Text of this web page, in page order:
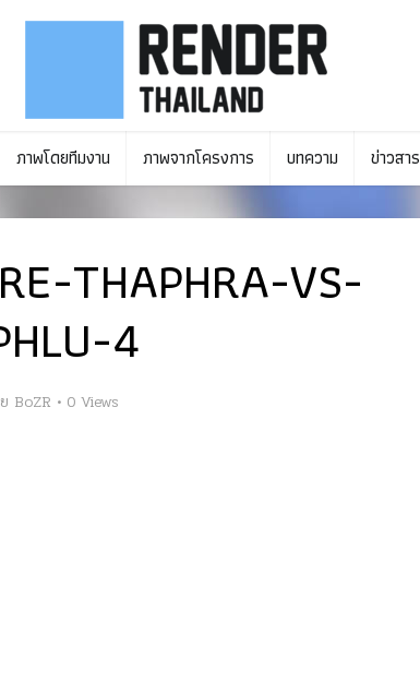
ภาพโดยทีมงาน ภาพจากโครงการ บทความ ข่าวสาร
THAPHRA-VS-
4
BoZR 0 Views